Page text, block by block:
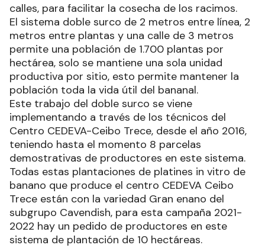
calles, para facilitar la cosecha de los racimos.
El sistema doble surco de 2 metros entre línea, 2
metros entre plantas y una calle de 3 metros
permite una población de 1.700 plantas por
hectárea, solo se mantiene una sola unidad
productiva por sitio, esto permite mantener la
población toda la vida útil del bananal.
Este trabajo del doble surco se viene
implementando a través de los técnicos del
Centro CEDEVA-Ceibo Trece, desde el año 2016,
teniendo hasta el momento 8 parcelas
demostrativas de productores en este sistema.
Todas estas plantaciones de platines in vitro de
banano que produce el centro CEDEVA Ceibo
Trece están con la variedad Gran enano del
subgrupo Cavendish, para esta campaña 2021-
2022 hay un pedido de productores en este
sistema de plantación de 10 hectáreas.